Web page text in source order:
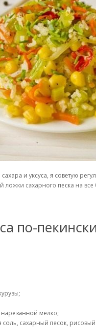
и уксуса, я советую
сахарного песка на
по-
мелко;
сахарный песок, рисовый